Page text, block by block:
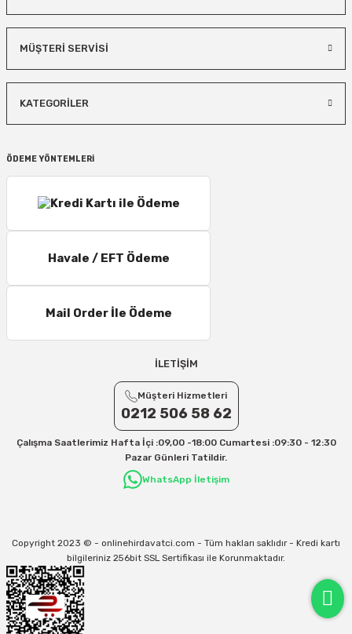
MÜŞTERİ SERVİSİ
KATEGORİLER
ÖDEME YÖNTEMLERİ
Havale / EFT Ödeme
Mail Order İle Ödeme
İLETİŞİM
Müşteri Hizmetleri
0212 506 58 62
Çalışma Saatlerimiz Hafta İçi :09,00 -18:00 Cumartesi :09:30 - 12:30
Pazar Günleri Tatildir.
WhatsApp İletişim
Copyright 2023 © - onlinehirdavatci.com - Tüm hakları saklıdır - Kredi kartı
bilgileriniz 256bit SSL Sertifikası ile Korunmaktadır.